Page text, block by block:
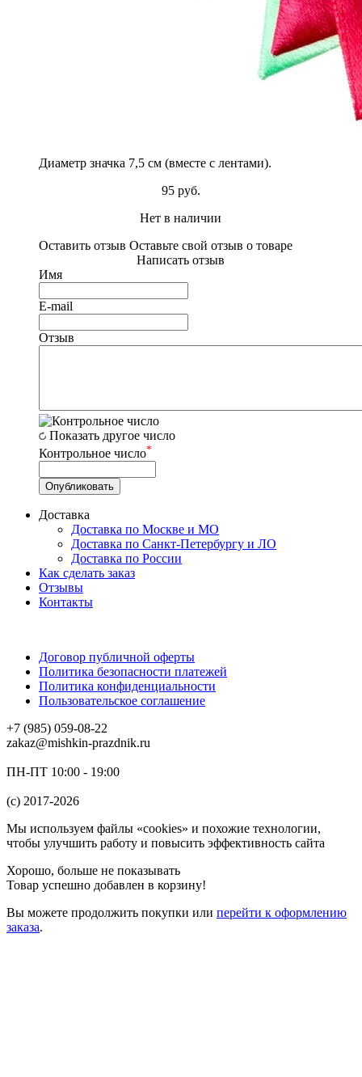
Диаметр значка 7,5 см (вместе с лентами).
95 руб.
Нет в наличии
Оставить отзыв Оставьте свой отзыв о товаре
Написать отзыв
Имя
E-mail
Отзыв
Показать другое число
Контрольное число*
Доставка
Доставка по Москве и МО
Доставка по Санкт-Петербургу и ЛО
Доставка по России
Как сделать заказ
Отзывы
Контакты
Договор публичной оферты
Политика безопасности платежей
Политика конфиденциальности
Пользовательское соглашение
+7 (985) 059-08-22
zakaz@mishkin-prazdnik.ru
ПН-ПТ 10:00 - 19:00
(c) 2017-2026
Мы используем файлы «cookies» и похожие технологии,
чтобы улучшить работу и повысить эффективность сайта
Хорошо, больше не показывать
Товар успешно добавлен в корзину!
Вы можете продолжить покупки или перейти к оформлению
заказа.